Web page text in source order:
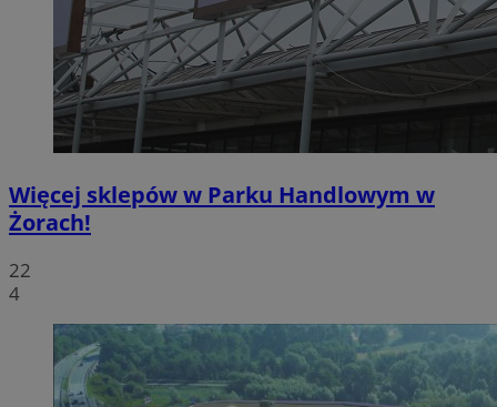
Więcej sklepów w Parku Handlowym w
Żorach!
22
4